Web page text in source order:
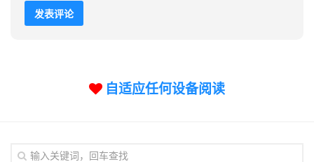
自适应任何设备阅读